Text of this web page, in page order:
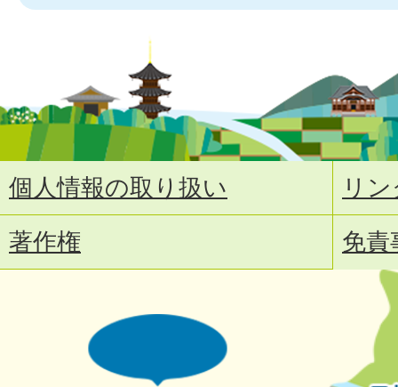
個人情報の取り扱い
リ
著作権
免責